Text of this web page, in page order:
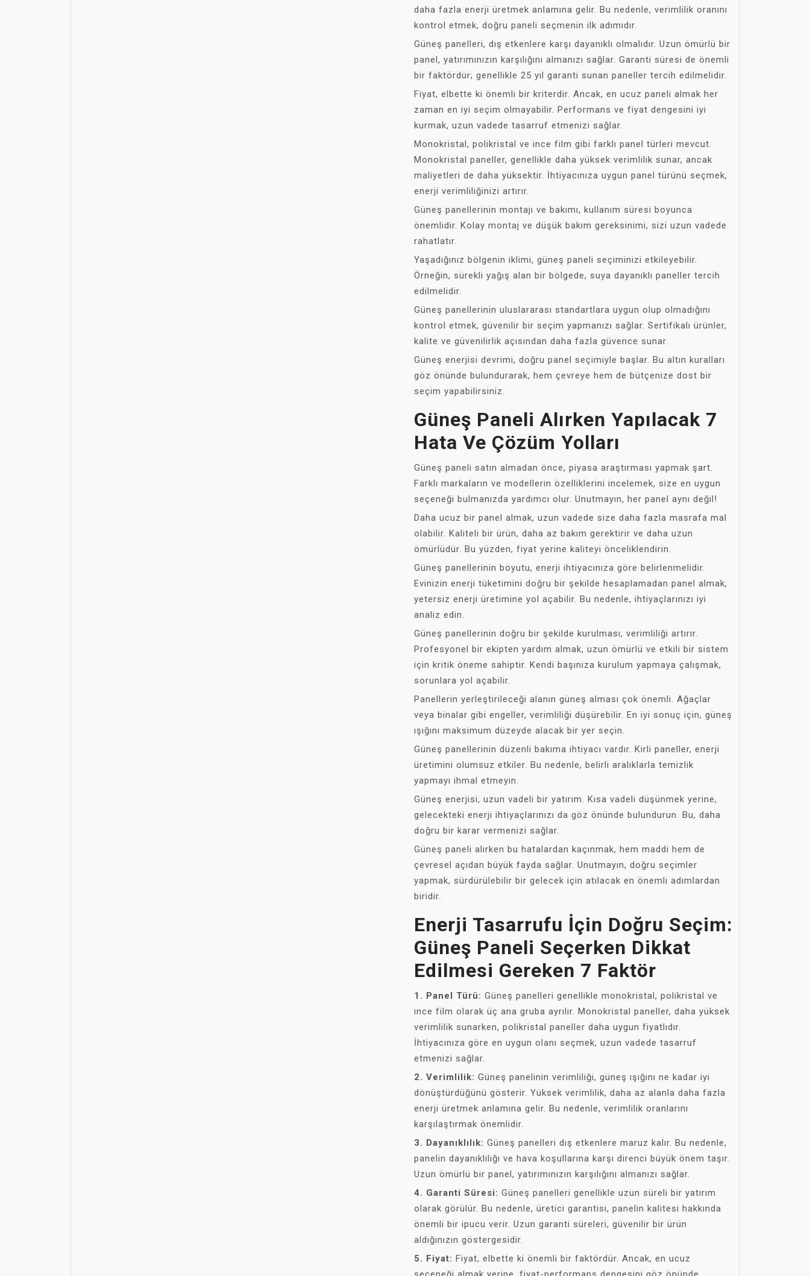
daha fazla enerji üretmek anlamına gelir. Bu nedenle, verimlilik oranını
kontrol etmek, doğru paneli seçmenin ilk adımıdır.
Güneş panelleri, dış etkenlere karşı dayanıklı olmalıdır. Uzun ömürlü bir
panel, yatırımınızın karşılığını almanızı sağlar. Garanti süresi de önemli
bir faktördür; genellikle 25 yıl garanti sunan paneller tercih edilmelidir.
Fiyat, elbette ki önemli bir kriterdir. Ancak, en ucuz paneli almak her
zaman en iyi seçim olmayabilir. Performans ve fiyat dengesini iyi
kurmak, uzun vadede tasarruf etmenizi sağlar.
Monokristal, polikristal ve ince film gibi farklı panel türleri mevcut.
Monokristal paneller, genellikle daha yüksek verimlilik sunar, ancak
maliyetleri de daha yüksektir. İhtiyacınıza uygun panel türünü seçmek,
enerji verimliliğinizi artırır.
Güneş panellerinin montajı ve bakımı, kullanım süresi boyunca
önemlidir. Kolay montaj ve düşük bakım gereksinimi, sizi uzun vadede
rahatlatır.
Yaşadığınız bölgenin iklimi, güneş paneli seçiminizi etkileyebilir.
Örneğin, sürekli yağış alan bir bölgede, suya dayanıklı paneller tercih
edilmelidir.
Güneş panellerinin uluslararası standartlara uygun olup olmadığını
kontrol etmek, güvenilir bir seçim yapmanızı sağlar. Sertifikalı ürünler,
kalite ve güvenilirlik açısından daha fazla güvence sunar.
Güneş enerjisi devrimi, doğru panel seçimiyle başlar. Bu altın kuralları
göz önünde bulundurarak, hem çevreye hem de bütçenize dost bir
seçim yapabilirsiniz.
Güneş Paneli Alırken Yapılacak 7
Hata Ve Çözüm Yolları
Güneş paneli satın almadan önce, piyasa araştırması yapmak şart.
Farklı markaların ve modellerin özelliklerini incelemek, size en uygun
seçeneği bulmanızda yardımcı olur. Unutmayın, her panel aynı değil!
Daha ucuz bir panel almak, uzun vadede size daha fazla masrafa mal
olabilir. Kaliteli bir ürün, daha az bakım gerektirir ve daha uzun
ömürlüdür. Bu yüzden, fiyat yerine kaliteyi önceliklendirin.
Güneş panellerinin boyutu, enerji ihtiyacınıza göre belirlenmelidir.
Evinizin enerji tüketimini doğru bir şekilde hesaplamadan panel almak,
yetersiz enerji üretimine yol açabilir. Bu nedenle, ihtiyaçlarınızı iyi
analiz edin.
Güneş panellerinin doğru bir şekilde kurulması, verimliliği artırır.
Profesyonel bir ekipten yardım almak, uzun ömürlü ve etkili bir sistem
için kritik öneme sahiptir. Kendi başınıza kurulum yapmaya çalışmak,
sorunlara yol açabilir.
Panellerin yerleştirileceği alanın güneş alması çok önemli. Ağaçlar
veya binalar gibi engeller, verimliliği düşürebilir. En iyi sonuç için, güneş
ışığını maksimum düzeyde alacak bir yer seçin.
Güneş panellerinin düzenli bakıma ihtiyacı vardır. Kirli paneller, enerji
üretimini olumsuz etkiler. Bu nedenle, belirli aralıklarla temizlik
yapmayı ihmal etmeyin.
Güneş enerjisi, uzun vadeli bir yatırım. Kısa vadeli düşünmek yerine,
gelecekteki enerji ihtiyaçlarınızı da göz önünde bulundurun. Bu, daha
doğru bir karar vermenizi sağlar.
Güneş paneli alırken bu hatalardan kaçınmak, hem maddi hem de
çevresel açıdan büyük fayda sağlar. Unutmayın, doğru seçimler
yapmak, sürdürülebilir bir gelecek için atılacak en önemli adımlardan
biridir.
Enerji Tasarrufu İçin Doğru Seçim:
Güneş Paneli Seçerken Dikkat
Edilmesi Gereken 7 Faktör
1. Panel Türü: Güneş panelleri genellikle monokristal, polikristal ve
ince film olarak üç ana gruba ayrılır. Monokristal paneller, daha yüksek
verimlilik sunarken, polikristal paneller daha uygun fiyatlıdır.
İhtiyacınıza göre en uygun olanı seçmek, uzun vadede tasarruf
etmenizi sağlar.
2. Verimlilik: Güneş panelinin verimliliği, güneş ışığını ne kadar iyi
dönüştürdüğünü gösterir. Yüksek verimlilik, daha az alanla daha fazla
enerji üretmek anlamına gelir. Bu nedenle, verimlilik oranlarını
karşılaştırmak önemlidir.
3. Dayanıklılık: Güneş panelleri dış etkenlere maruz kalır. Bu nedenle,
panelin dayanıklılığı ve hava koşullarına karşı direnci büyük önem taşır.
Uzun ömürlü bir panel, yatırımınızın karşılığını almanızı sağlar.
4. Garanti Süresi: Güneş panelleri genellikle uzun süreli bir yatırım
olarak görülür. Bu nedenle, üretici garantisi, panelin kalitesi hakkında
önemli bir ipucu verir. Uzun garanti süreleri, güvenilir bir ürün
aldığınızın göstergesidir.
5. Fiyat: Fiyat, elbette ki önemli bir faktördür. Ancak, en ucuz